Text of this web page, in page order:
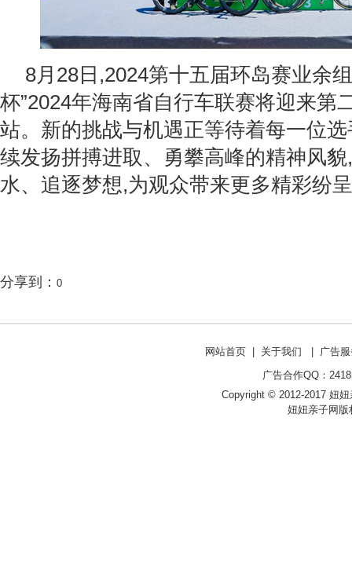
8月28日,2024第十五届环岛赛业余
杯”2024年海南省自行车联赛将迎来第
站。新的挑战与机遇正等待着每一位
续发扬拼搏进取、勇攀高峰的精神风
水、追逐梦想,为观众带来更多精彩纷
分享到： 0
网站首页 关于我们
广告
广告合作QQ：
Copyright © 2012-2017 妞
妞妞亲子网